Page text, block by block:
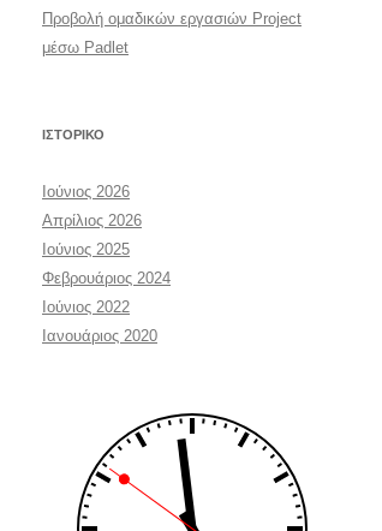
Προβολή ομαδικών εργασιών Project
μέσω Padlet
ΙΣΤΟΡΙΚΌ
Ιούνιος 2026
Απρίλιος 2026
Ιούνιος 2025
Φεβρουάριος 2024
Ιούνιος 2022
Ιανουάριος 2020